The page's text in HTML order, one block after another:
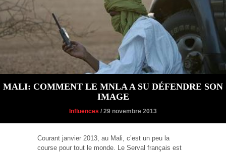
MALI: COMMENT LE MNLA A SU DÉFENDRE SON
IMAGE
Influences / 29 novembre 2013
Courant janvier 2013, au Mali, c’est un peu la
course pour tout le monde. Le Serval français est